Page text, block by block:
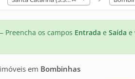
Preencha os campos Entrada e Saída e
em Bombinhas